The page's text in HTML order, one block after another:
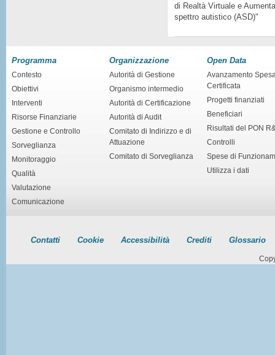
di Realtà Virtuale e
spettro autistico (ASD)"
Programma
Contesto
Obiettivi
Interventi
Risorse Finanziarie
Gestione e Controllo
Sorveglianza
Monitoraggio
Qualità
Valutazione
Comunicazione
Organizzazione
Autorità di Gestione
Organismo intermedio
Autorità di Certificazione
Autorità di Audit
Comitato di Indirizzo e di
Attuazione
Comitato di Sorveglianza
Open Data
Avanzamento
Certificata
Progetti finanziati
Beneficiari
Risultati del PON
Controlli
Spese di
Utilizza i dati
Contatti Cookie Accessibilità Crediti Glossario